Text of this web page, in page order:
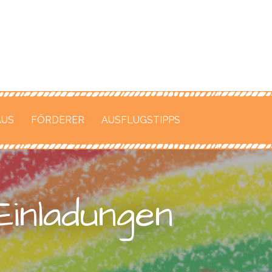
Straße
FÖRDERER AUSFLUGSTIPPS